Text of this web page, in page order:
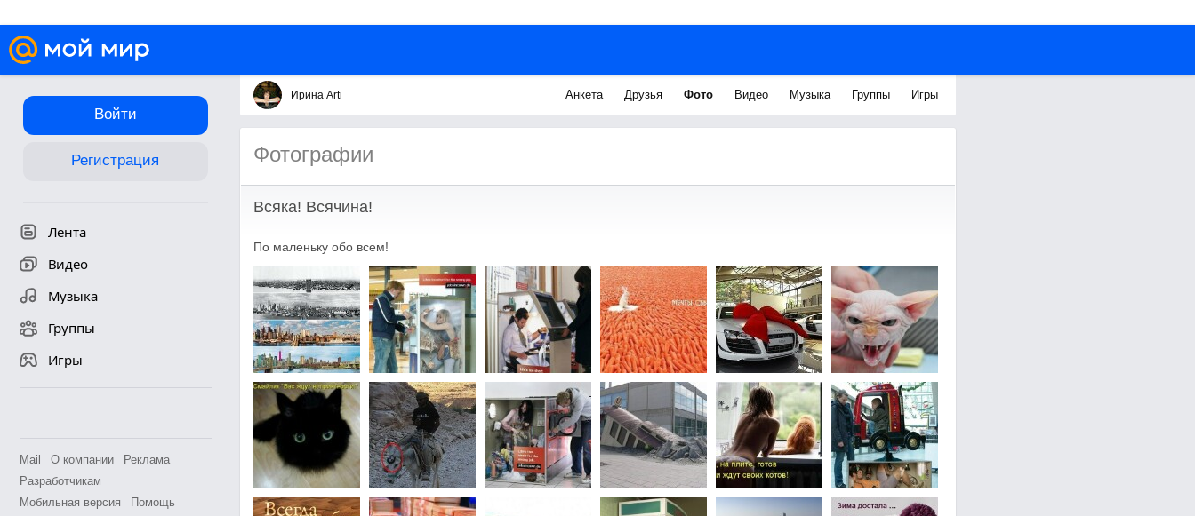
Войти
Регистрация
Лента
Видео
Музыка
Группы
Игры
Mail О компании
Реклама
Разработчикам
Мобильная версия
Помощь
Ирина Arti Анкета Друзья Фото Видео Музыка Группы Игры
Фотографии
Всяка! Всячина!
По маленьку обо всем!